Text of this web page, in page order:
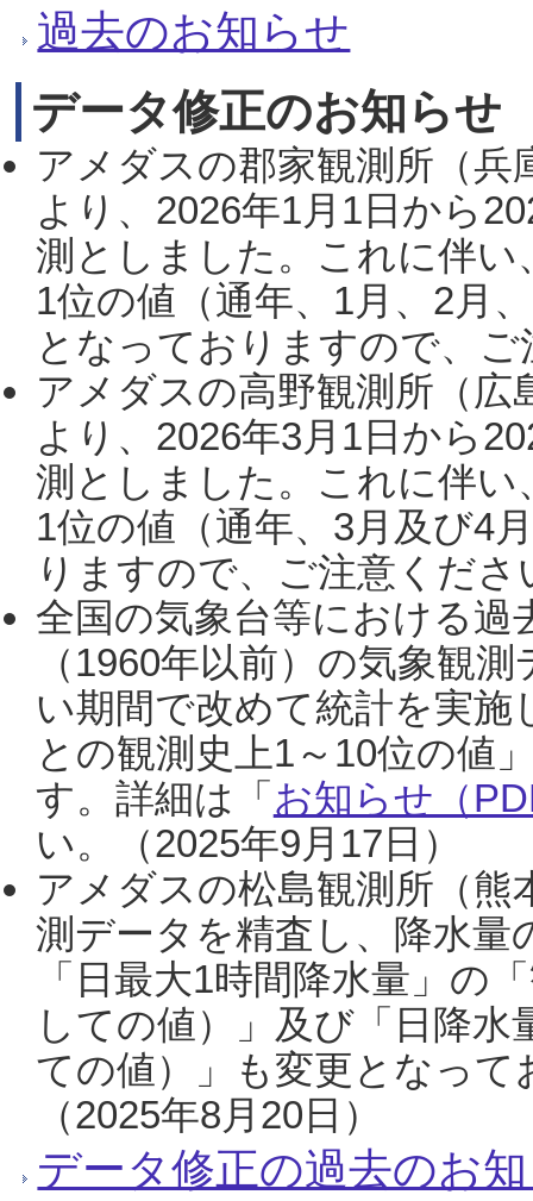
過去のお知らせ
データ修正のお知らせ
アメダスの郡家観測所（
より、2026年1月1日から
測としました。これに伴い
1位の値（通年、1月、2月
となっておりますので、
アメダスの高野観測所（
より、2026年3月1日から
測としました。これに伴い
1位の値（通年、3月及び4
りますので、ご注意くだ
全国の気象台等における過
（1960年以前）の気象観
い期間で改めて統計を実
との観測史上1～10位の値
す。詳細は「 お知らせ（
い。（2025年9月17日）
アメダスの松島観測所（熊
測データを精査し、降水
「日最大1時間降水量」の
しての値）」及び「日降
ての値）」も変更となっ
（2025年8月20日）
データ修正の過去のお